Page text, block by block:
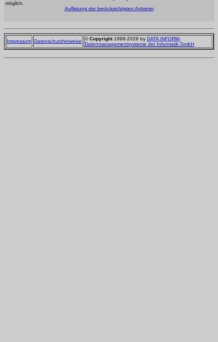
möglich.
Auflistung der berücksichtigten Anbieter
Impressum Datenschutzhinweise ©Copyright1998-2026 by DATA INFORM-
Datenmanagementsysteme der Informatik GmbH